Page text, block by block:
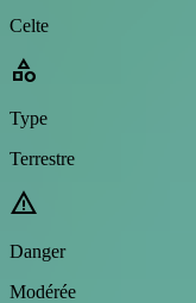
Celte
category
Type
Terrestre
warning
Danger
Modérée